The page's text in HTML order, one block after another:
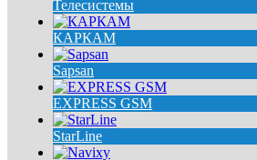
Телесистемы
КАРКАМ
Sapsan
EXPRESS GSM
StarLine